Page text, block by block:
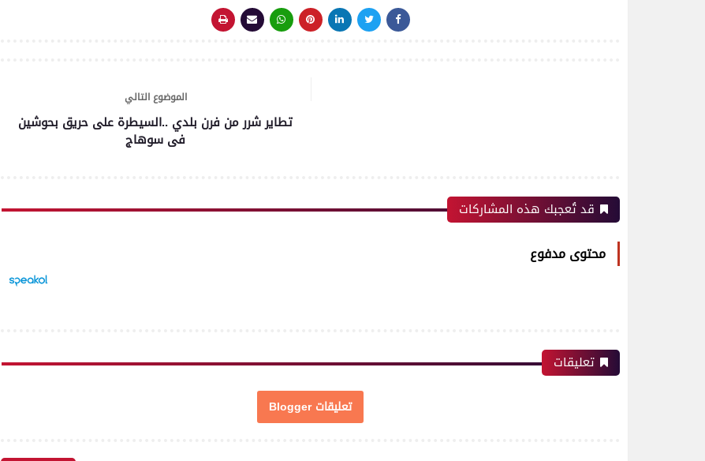
الموضوع التالي
تطاير شرر من فرن بلدي ..السيطرة على حريق بحوشين
فى سوهاج
قد تُعجبك هذه المشاركات
محتوى مدفوع
تعليقات
تعليقات Blogger